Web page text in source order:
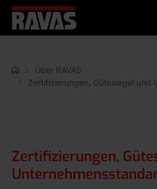
Über RAVAS
Zertifizierungen, Gütesiegel und
Zertifizierungen,